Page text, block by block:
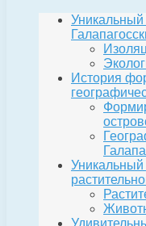
История
Уникальный